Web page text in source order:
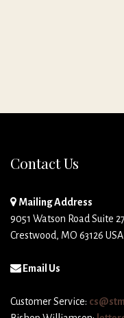
Contact Us
Mailing Address
9051 Watson Road Suite
Crestwood, MO 63126 USA
Email Us
Customer Service: